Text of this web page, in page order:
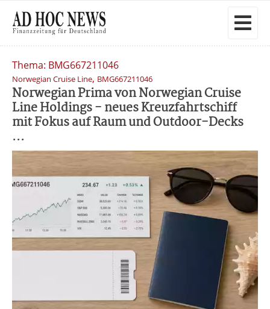
Thema: BMG667211046
Norwegian Cruise Line, BMG667211046
Norwegian Prima von Norwegian Cruise
Line Holdings - neues Kreuzfahrtschiff
mit Fokus auf Raum und Outdoor-Decks
...